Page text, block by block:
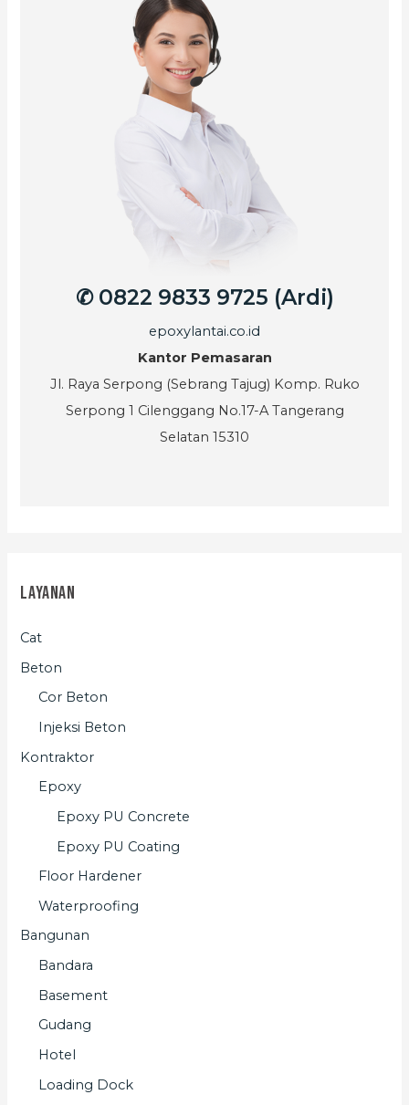
✆ 0822 9833 9725 (Ardi)
epoxylantai.co.id
Kantor Pemasaran
Jl. Raya Serpong (Sebrang Tajug) Komp. Ruko
Serpong 1 Cilenggang No.17-A Tangerang
Selatan 15310
Layanan
Cat
Beton
Cor Beton
Injeksi Beton
Kontraktor
Epoxy
Epoxy PU Concrete
Epoxy PU Coating
Floor Hardener
Waterproofing
Bangunan
Bandara
Basement
Gudang
Hotel
Loading Dock